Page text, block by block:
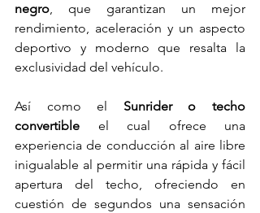
negro, que garantizan un mejor
rendimiento, aceleración y un aspecto
deportivo y moderno que resalta la
exclusividad del vehículo.
Así como el
Sunrider o techo
convertible el cual ofrece una
experiencia de conducción al aire libre
inigualable al permitir una rápida y fácil
apertura del techo, ofreciendo en
cuestión de segundos una sensación